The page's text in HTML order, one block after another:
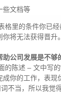
些文档等
格里的条件你已
将无法获得晋升。
公司发展是不够
的陈述 – 文中写
成你的工作，表现
词不当，所以我觉